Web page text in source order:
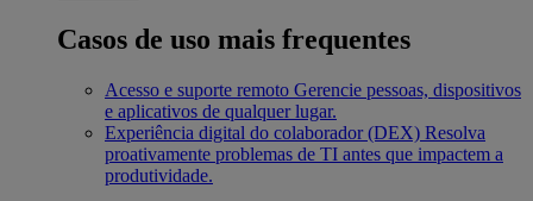
Casos de uso mais frequentes
Acesso e suporte remoto Gerencie pessoas, dispositivos
e aplicativos de qualquer lugar.
Experiência digital do colaborador (DEX) Resolva
proativamente problemas de TI antes que impactem a
produtividade.